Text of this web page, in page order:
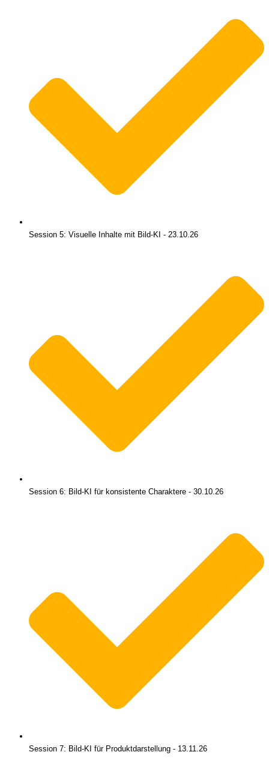
Session 5: Visuelle Inhalte mit Bild-KI - 23.10.26
Session 6: Bild-KI für konsistente Charaktere - 30.10.26
Session 7: Bild-KI für Produktdarstellung - 13.11.26